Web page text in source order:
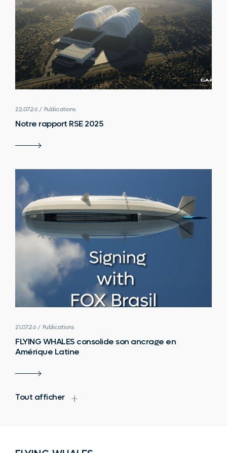
22.07.26 / Publications
Notre rapport RSE 2025
21.07.26 / Publications
FLYING WHALES consolide son ancrage en
Amérique Latine
Tout afficher